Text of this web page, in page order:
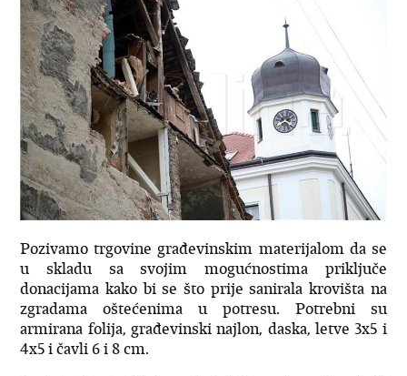
Pozivamo trgovine građevinskim materijalom da se
u skladu sa svojim mogućnostima priključe
donacijama kako bi se što prije sanirala krovišta na
zgradama oštećenima u potresu. Potrebni su
armirana folija, građevinski najlon, daska, letve 3x5 i
4x5 i čavli 6 i 8 cm.